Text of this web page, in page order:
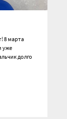
8 марта
уже
долго